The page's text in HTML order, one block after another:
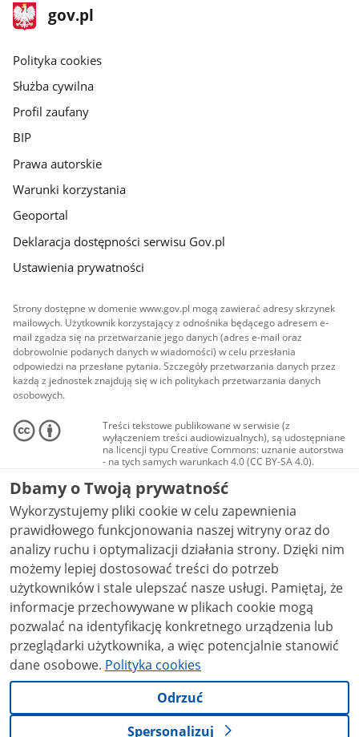
stopka
gov.pl
Strona
gov.pl
gov.pl
Polityka cookies
Służba cywilna
Profil zaufany
BIP
Prawa autorskie
Warunki korzystania
Geoportal
Deklaracja dostępności serwisu Gov.pl
Ustawienia prywatności
Strony dostępne w domenie www.gov.pl mogą zawierać adresy skrzynek
mailowych. Użytkownik korzystający z odnośnika będącego adresem e-
mail zgadza się na przetwarzanie jego danych (adres e-mail oraz
dobrowolnie podanych danych w wiadomości) w celu przesłania
odpowiedzi na przesłane pytania. Szczegóły przetwarzania danych przez
każdą z jednostek znajdują się w ich politykach przetwarzania danych
osobowych.
Treści tekstowe publikowane w serwisie (z
wyłączeniem treści audiowizualnych), są udostępniane
na licencji typu Creative Commons: uznanie autorstwa
- na tych samych warunkach 4.0 (CC BY-SA 4.0).
Materiały audiowizualne, w tym zdjęcia, materiały
audio i wideo, są udostępniane na licencji typu
Creative Commons: uznanie autorstwa użycie
niekomercyjne - bez utworów zależnych 4.0 (CC BY-
NC-ND 4.0), o ile nie jest to stwierdzone inaczej.
Dbamy o Twoją prywatność
Wykorzystujemy pliki cookie w celu zapewnienia
prawidłowego funkcjonowania naszej witryny oraz do
analizy ruchu i optymalizacji działania strony. Dzięki nim
możemy lepiej dostosować treści do potrzeb
użytkowników i stale ulepszać nasze usługi. Pamiętaj, że
informacje przechowywane w plikach cookie mogą
pozwalać na identyfikację konkretnego urządzenia lub
przeglądarki użytkownika, a więc potencjalnie stanowić
dane osobowe. Polityka cookies
Odrzuć
Spersonalizuj